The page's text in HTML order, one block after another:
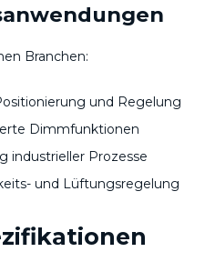
Branchen:
und Regelung
Dimmfunktionen
industrieller Prozesse
und Lüftungsregelung